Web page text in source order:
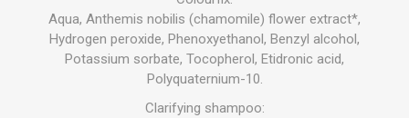
Aqua, Anthemis nobilis (chamomile) flower extract*,
Hydrogen peroxide, Phenoxyethanol, Benzyl alcohol,
Potassium sorbate, Tocopherol, Etidronic acid,
Polyquaternium-10.
Clarifying shampoo: